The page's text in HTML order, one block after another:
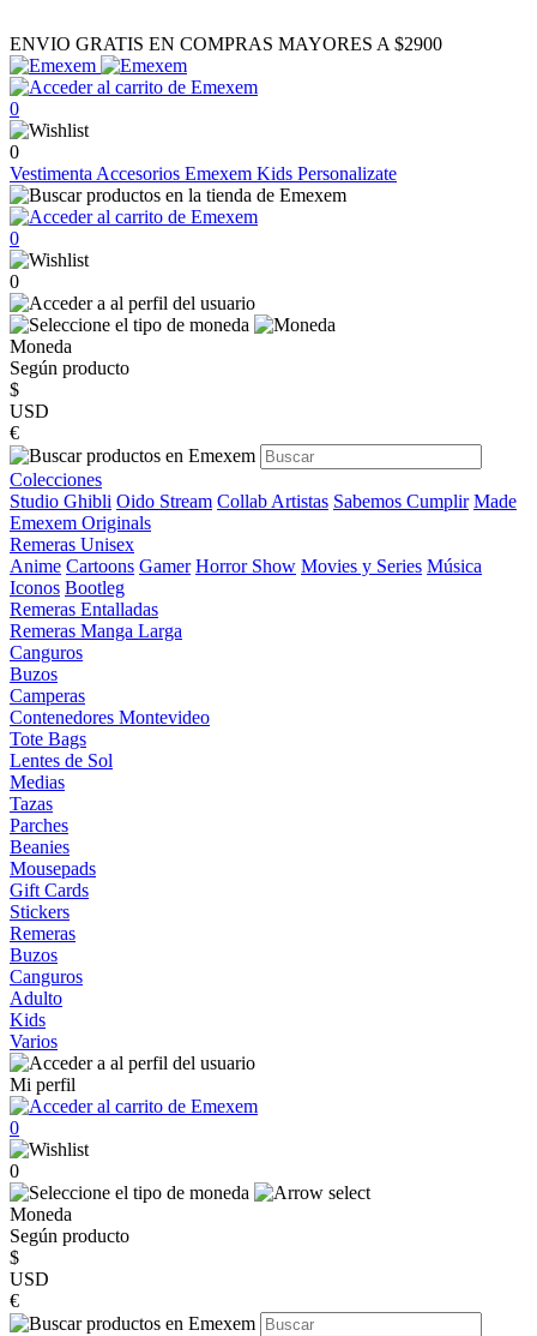
ENVIO GRATIS EN COMPRAS MAYORES A $2900
0
0
Vestimenta Accesorios Emexem Kids Personalizate
0
0
Moneda
Según producto
$
USD
€
Colecciones
Studio Ghibli Oido Stream Collab Artistas Sabemos Cumplir Made
Emexem Originals
Remeras Unisex
Anime Cartoons Gamer Horror Show Movies y Series Música
Iconos Bootleg
Remeras Entalladas
Remeras Manga Larga
Canguros
Buzos
Camperas
Contenedores Montevideo
Tote Bags
Lentes de Sol
Medias
Tazas
Parches
Beanies
Mousepads
Gift Cards
Stickers
Remeras
Buzos
Canguros
Adulto
Kids
Varios
Mi perfil
0
0
Moneda
Según producto
$
USD
€